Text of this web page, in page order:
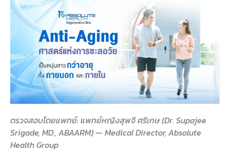
ตรวจสอบโดยแพทย์: แพทย์หญิงสุพจี ศรีเกษ (Dr. Supajee
Srigade, MD., ABAARM) — Medical Director, Absolute
Health Group